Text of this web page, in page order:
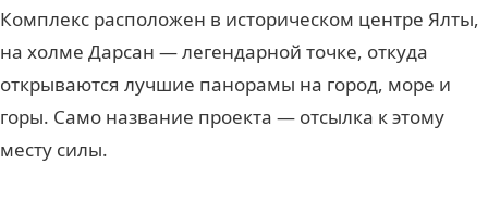
Комплекс расположен в историческом центре Ялты,
на холме Дарсан — легендарной точке, откуда
открываются лучшие панорамы на город, море и
горы. Само название проекта — отсылка к этому
месту силы.